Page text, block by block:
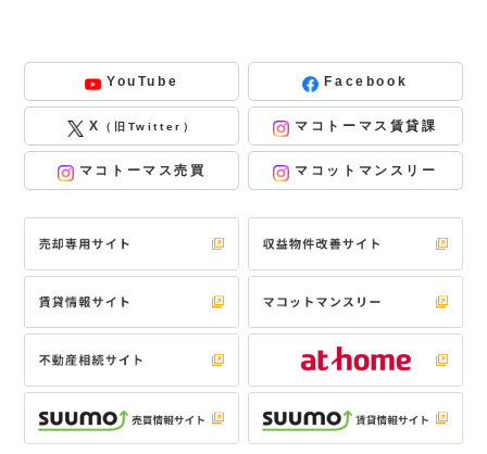
YouTube Facebook
X （旧Twitter） マコトーマス賃貸課
マコトーマス売買 マコットマンスリー